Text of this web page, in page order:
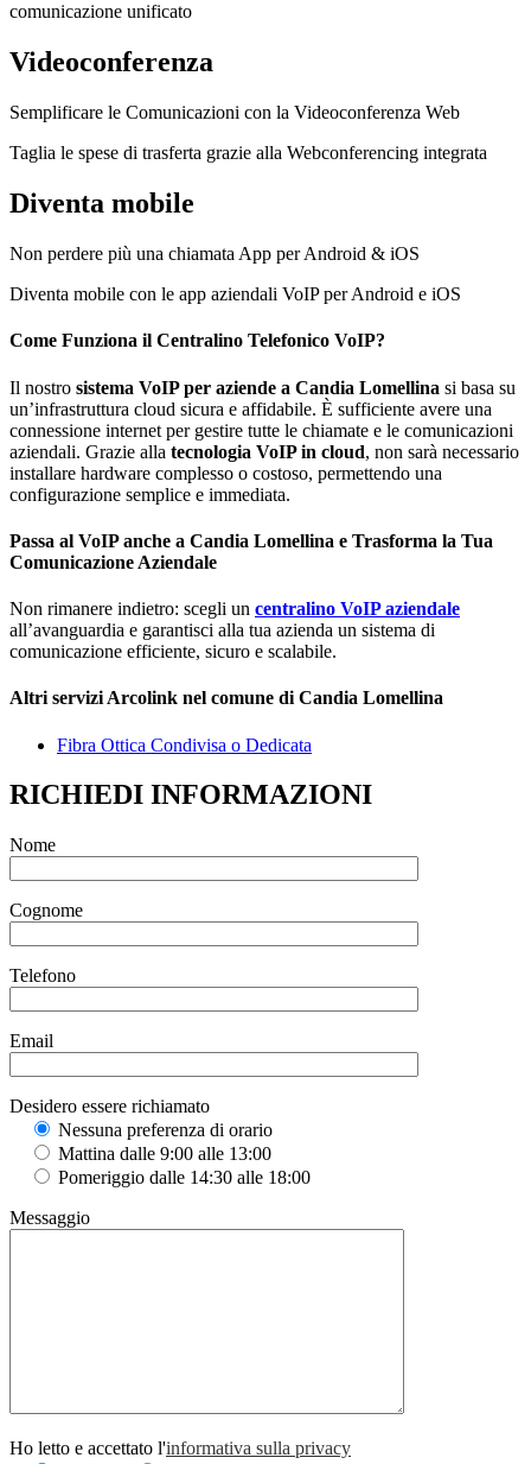
comunicazione unificato
Videoconferenza
Semplificare le Comunicazioni con la Videoconferenza Web
Taglia le spese di trasferta grazie alla Webconferencing integrata
Diventa mobile
Non perdere più una chiamata App per Android & iOS
Diventa mobile con le app aziendali VoIP per Android e iOS
Come Funziona il Centralino Telefonico VoIP?
Il nostro sistema VoIP per aziende a Candia Lomellina si basa su
un’infrastruttura cloud sicura e affidabile. È sufficiente avere una
connessione internet per gestire tutte le chiamate e le comunicazioni
aziendali. Grazie alla tecnologia VoIP in cloud, non sarà necessario
installare hardware complesso o costoso, permettendo una
configurazione semplice e immediata.
Passa al VoIP anche a Candia Lomellina e Trasforma la Tua
Comunicazione Aziendale
Non rimanere indietro: scegli un centralino VoIP aziendale
all’avanguardia e garantisci alla tua azienda un sistema di
comunicazione efficiente, sicuro e scalabile.
Altri servizi Arcolink nel comune di Candia Lomellina
Fibra Ottica Condivisa o Dedicata
RICHIEDI INFORMAZIONI
Nome
Cognome
Telefono
Email
Desidero essere richiamato
Nessuna preferenza di orario
Mattina dalle 9:00 alle 13:00
Pomeriggio dalle 14:30 alle 18:00
Messaggio
Ho letto e accettato l'informativa sulla privacy